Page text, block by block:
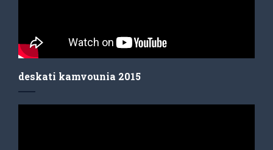
deskati kamvounia 2015